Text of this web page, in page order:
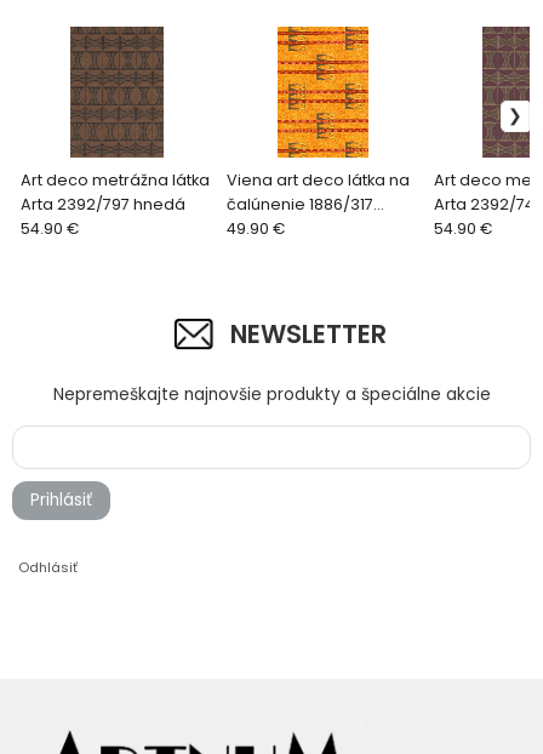
Art deco metrážna látka
Arta 2392/797 hnedá
54.90 €
Viena art deco látka na
čalúnenie 1886/317
oranžová
49.90 €
Art deco
Arta 2392/
54.90 €
NEWSLETTER
Nepremeškajte najnovšie produkty a špeciálne akcie
Prihlásiť
Odhlásiť